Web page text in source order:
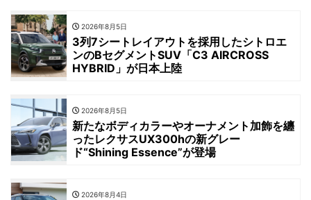
2026年8月5日
3列7シートレイアウトを採用したシトロエ
ンのBセグメントSUV「C3 AIRCROSS
HYBRID」が日本上陸
2026年8月5日
新たなボディカラーやオーナメント加飾を纏
ったレクサスUX300hの新グレー
ド“Shining Essence”が登場
2026年8月4日